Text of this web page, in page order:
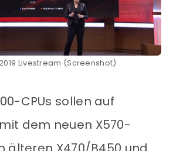
Livestream (Screenshot)
CPUs sollen auf
dem neuen X570-